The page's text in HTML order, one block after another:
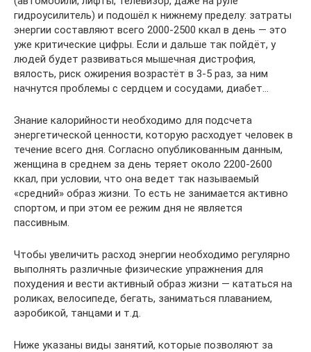
гидроусилитель) и подошёл к нижнему пределу: затраты
энергии составляют всего 2000-2500 ккал в день — это
уже критические цифры. Если и дальше так пойдёт, у
людей будет развиваться мышечная дистрофия,
вялость, риск ожирения возрастёт в 3-5 раз, за ним
начнутся проблемы с сердцем и сосудами, диабет…
Знание калорийности необходимо для подсчета
энергетической ценности, которую расходует человек в
течение всего дня. Согласно опубликованным данным,
женщина в среднем за день теряет около 2200-2600
ккал, при условии, что она ведет так называемый
«средний» образ жизни. То есть не занимается активно
спортом, и при этом ее режим дня не является
пассивным.
Чтобы увеличить расход энергии необходимо регулярно
выполнять различные физические упражнения для
похудения и вести активный образ жизни — кататься на
роликах, велосипеде, бегать, заниматься плаванием,
аэробикой, танцами и т.д.
Ниже указаны виды занятий, которые позволяют за